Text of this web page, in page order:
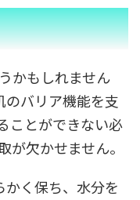
かもしれません
バリア機能を支
ことができない必
が欠かせません。
く保ち、水分を